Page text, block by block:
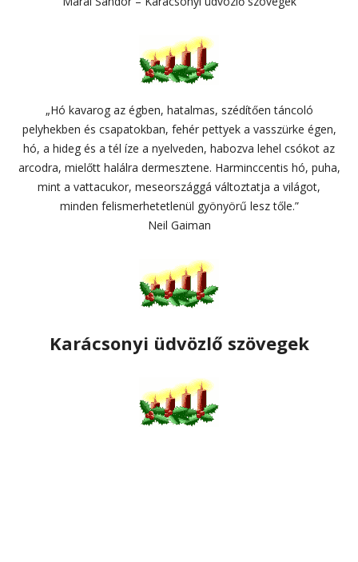
„Hó kavarog az égben, hatalmas, szédítően táncoló
pelyhekben és csapatokban, fehér pettyek a vasszürke égen,
hó, a hideg és a tél íze a nyelveden, habozva lehel csókot az
arcodra, mielőtt halálra dermesztene. Harminccentis hó, puha,
mint a vattacukor, meseországgá változtatja a világot,
minden felismerhetetlenül gyönyörű lesz tőle.”
Neil Gaiman
Karácsonyi üdvözlő szövegek